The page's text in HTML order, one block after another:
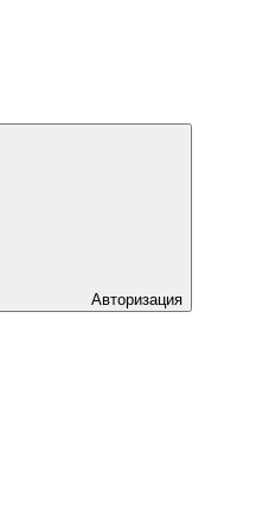
Авторизация